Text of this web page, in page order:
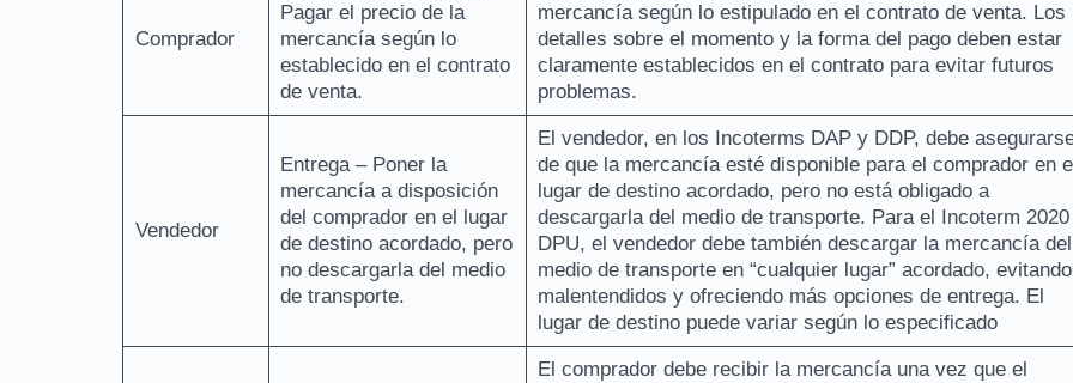
Comprador
Pagar el precio de la
mercancía según lo
establecido en el contrato
de venta.
mercancía según lo estipulado en el contrato de venta. Los
detalles sobre el momento y la forma del pago deben estar
claramente establecidos en el contrato para evitar futuros
problemas.
Vendedor
Entrega – Poner la
mercancía a disposición
del comprador en el lugar
de destino acordado, pero
no descargarla del medio
de transporte.
El vendedor, en los Incoterms DAP y DDP, debe
de que la mercancía esté disponible para el comprador en
lugar de destino acordado, pero no está obligado a
descargarla del medio de transporte. Para el Incoterm 2020
DPU, el vendedor debe también descargar la mercancía del
medio de transporte en “cualquier lugar” acordado, evitando
malentendidos y ofreciendo más opciones de entrega. El
lugar de destino puede variar según lo especificado
El comprador debe recibir la mercancía una vez que el